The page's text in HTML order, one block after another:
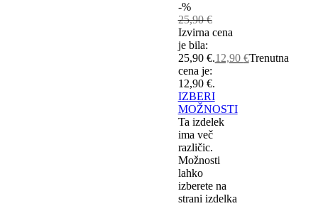
-%
25,90€
Izvirna cena
je bila:
25,90 €.12,90 €Trenutna
cena je:
12,90 €.
IZBERI
MOŽNOSTI
Ta izdelek
ima več
različic.
Možnosti
lahko
izberete na
strani izdelka